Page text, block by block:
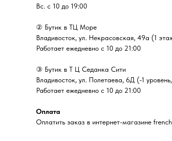
Вс. с 10 до 19:00
② Бутик в ТЦ Море
Владивосток, ул. ​Некрасовская, 49а (1
Работает ежедневно с 10 до 21:00
③ Бутик в Т Ц Седанка Сити
Владивосток, ул. Полетаева, 6Д (-1
Работает ежедневно с 10 до 21:00
Оплата
Оплатить заказ в интернет-магазине